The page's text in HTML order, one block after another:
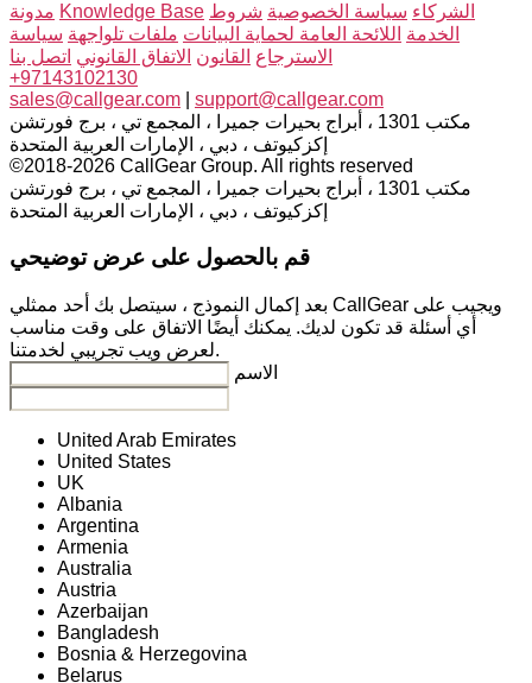
مدونة Knowledge Base الشركاء سياسة الخصوصية شروط
الخدمة اللائحة العامة لحماية البيانات ملفات تلواجهة سياسة
الاسترجاع القانون الاتفاق القانوني اتصل بنا
+97143102130
sales@callgear.com
support@callgear.com
مكتب 1301 ، أبراج بحيرات جميرا ، المجمع تي ، برج فورتشن
إكزكيوتف ، دبي ، الإمارات العربية المتحدة
©2018-2026 CallGear Group. All rights reserved
مكتب 1301 ، أبراج بحيرات جميرا ، المجمع تي ، برج فورتشن
إكزكيوتف ، دبي ، الإمارات العربية المتحدة
قم بالحصول على عرض توضيحي
بعد إكمال النموذج ، سيتصل بك أحد ممثلي CallGear ويجيب على
أي أسئلة قد تكون لديك. يمكنك أيضًا الاتفاق على وقت مناسب
لعرض ويب تجريبي لخدمتنا.
الاسم
United Arab Emirates
United States
UK
Albania
Argentina
Armenia
Australia
Austria
Azerbaijan
Bangladesh
Bosnia & Herzegovina
Belarus